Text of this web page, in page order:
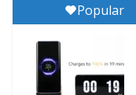
Popular